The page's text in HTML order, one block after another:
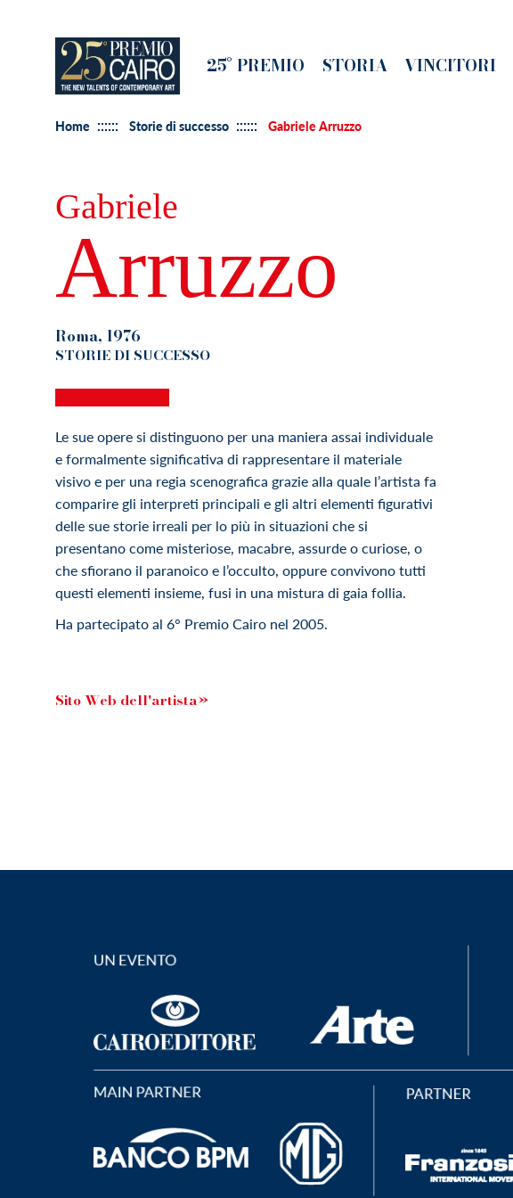
Main
25° PREMIO STORIA VINCITORI
Home Storie di successo Gabriele Arruzzo
Gabriele
Arruzzo
Roma, 1976
STORIE DI SUCCESSO
Le sue opere si distinguono per una maniera assai individuale
e formalmente significativa di rappresentare il materiale
visivo e per una regia scenografica grazie alla quale l’artista fa
comparire gli interpreti principali e gli altri elementi figurativi
delle sue storie irreali per lo più in situazioni che si
presentano come misteriose, macabre, assurde o curiose, o
che sfiorano il paranoico e l’occulto, oppure convivono tutti
questi elementi insieme, fusi in una mistura di gaia follia.
Ha partecipato al 6° Premio Cairo nel 2005.
Sito Web dell'artista»